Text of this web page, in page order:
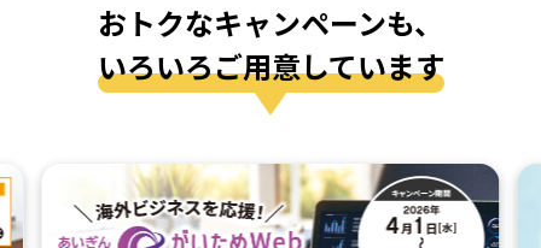
おトクなキャンペーンも、
いろいろご⽤意しています